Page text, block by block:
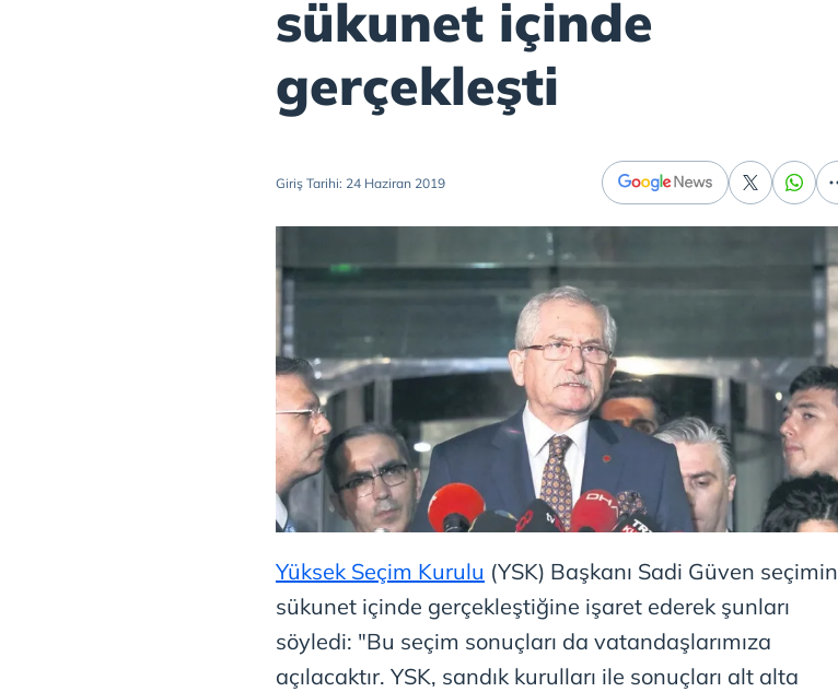
sükunet içinde
gerçekleşti
Giriş Tarihi: 24 Haziran 2019
Yüksek Seçim Kurulu (YSK) Başkanı Sadi Güven seçimin
sükunet içinde gerçekleştiğine işaret ederek şunları
söyledi: "Bu seçim sonuçları da vatandaşlarımıza
açılacaktır. YSK, sandık kurulları ile sonuçları alt alta